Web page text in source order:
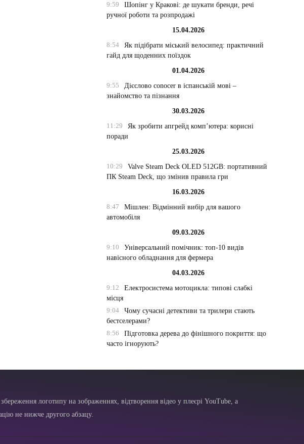
9:59
Шопінг у Кракові: де шукати бренди, речі
ручної роботи та розпродажі
15.04.2026
8:54
Як підібрати міський велосипед: практичний
гайд для щоденних поїздок
01.04.2026
9:55
Дієслово conocer в іспанській мові –
знайомство та пізнання
30.03.2026
11:29
Як зробити апгрейд комп’ютера: корисні
поради
25.03.2026
10:29
Valve Steam Deck OLED 512GB: портативний
ПК Steam Deck, що змінив правила гри
16.03.2026
8:47
Мішлен: Відмінний вибір для вашого
автомобіля
09.03.2026
9:10
Універсальний помічник: топ-10 видів
навісного обладнання для фермера
04.03.2026
9:12
Електросистема мотоцикла: типові слабкі
місця
9:04
Чому сучасні детективи та трилери стають
бестселерами?
8:56
Підготовка дерева до фінішного покриття: що
часто ігнорують?
логотипу на зображеннях, відтворення відео у плеєрі YouTube, а
не нижче другого абзацу.